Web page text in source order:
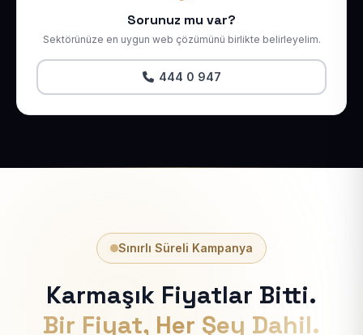
Sorunuz mu var?
Sektörünüze en uygun web çözümünü birlikte belirleyelim.
444 0 947
Sınırlı Süreli Kampanya
Karmaşık Fiyatlar Bitti.
Bir Fiyat, Her Şey Dahil.